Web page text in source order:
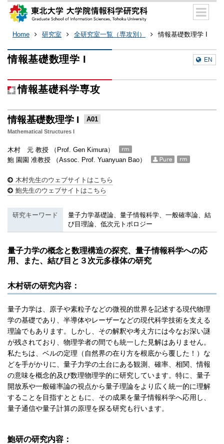
Home 研究室 全研究室一覧（専攻別） 情報基礎数理学 I
情報基礎数理学 I EN
情報基礎科学専攻
情報基礎数理学 I A01
Mathematical Structures I
木村 元 教授 （Prof. Gen Kimura）
鮑 園園 准教授 （Assoc. Prof. Yuanyuan Bao）
木村先生のウェブサイトはこちら
鮑先生のウェブサイトはこちら
研究キーワード
量子力学基礎論、量子情報科学、一般確率論、結
び目理論、低次元トポロジー
量子力学の概念と数理構造の探究、量子情報科学への応
用、また、結び目と３次元多様体の研究
木村研の研究内容：
量子力学は、原子や素粒子などの微視的世界を記述する現代物理
学の基礎であり、半導体やレーザーなどの現代科学技術を支える
理論でもあります。しかし、その解釈や考え方には今なお深い謎
が残されており、物理学者の間でも統一した見解はありません。
私たちは、ベルの定理（自然界の在り方を根底から覆した！）な
どを手がかりに、量子力学の土台にある観測、確率、相関、情報
の意味を概念的及び数理物理学的に研究しています。特に、量子
開放系や一般確率論の視点から量子理論をより広く統一的に理解
することを目指すとともに、その成果を量子情報科学へ応用し、
量子通信や量子計算の原理を探る研究も行います。
鮑研の研究内容：